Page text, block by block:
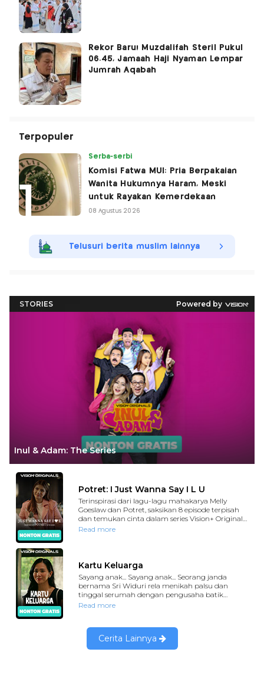
Rekor Baru! Muzdalifah Steril Pukul
06.45, Jamaah Haji Nyaman Lempar
Jumrah Aqabah
Terpopuler
Serba-serbi
Komisi Fatwa MUI: Pria Berpakaian
Wanita Hukumnya Haram, Meski
untuk Rayakan Kemerdekaan
08 Agustus 2026
Telusuri berita muslim lainnya